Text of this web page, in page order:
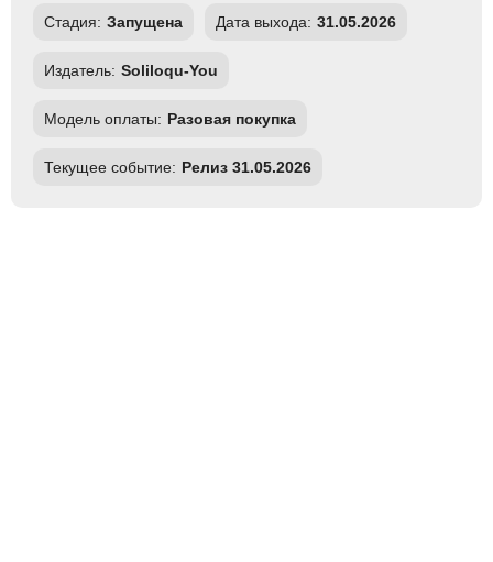
Стадия: Запущена Дата выхода: 31.05.2026
Издатель: Soliloqu-You
Модель оплаты: Разовая покупка
Текущее событие: Релиз 31.05.2026